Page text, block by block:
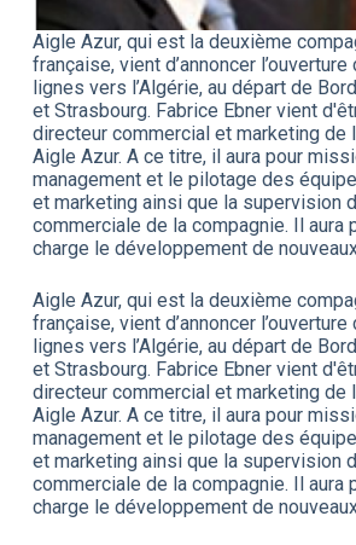
Aigle Azur, qui est la deuxième
française, vient d’annoncer
lignes vers l’Algérie, au départ de
et Strasbourg. Fabrice Ebner vient
directeur commercial et marketing de
Aigle Azur. A ce titre, il aura pour
management et le pilotage des
et marketing ainsi que la supervision
commerciale de la compagnie. Il aura
charge le développement de
Aigle Azur, qui est la deuxième
française, vient d’annoncer
lignes vers l’Algérie, au départ de
et Strasbourg. Fabrice Ebner vient
directeur commercial et marketing de
Aigle Azur. A ce titre, il aura pour
management et le pilotage des
et marketing ainsi que la supervision
commerciale de la compagnie. Il aura
charge le développement de